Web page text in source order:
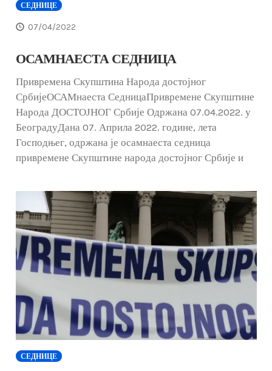
СЕДНИЦЕ
07/04/2022
ОСАМНАЕСТА СЕДНИЦА
Привремена Скупштина Народа достојног
СрбијеОСАМнаеста СедницаПривремене Скупштине
Народа ДОСТОЈНОГ Србије Одржана 07.04.2022. у
БеоградуДана 07. Априла 2022. године, лета
Господњег, одржана је осамнаеста седница
привремене Скупштине народа достојног Србије и
СЕДНИЦЕ